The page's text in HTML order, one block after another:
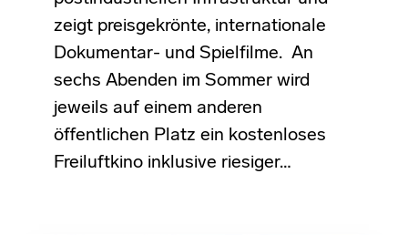
zeigt preisgekrönte, internationale
Dokumentar- und Spielfilme. An
sechs Abenden im Sommer wird
jeweils auf einem anderen
öffentlichen Platz ein kostenloses
Freiluftkino inklusive riesiger…